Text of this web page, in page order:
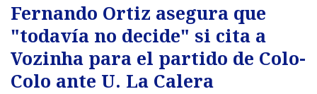
Fernando Ortiz asegura que
"todavía no decide" si cita a
Vozinha para el partido de Colo-
Colo ante U. La Calera